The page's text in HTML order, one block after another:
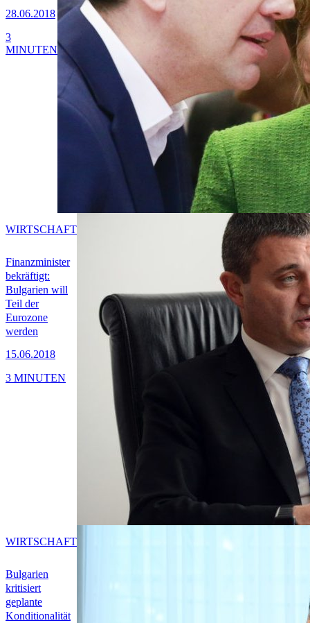
28.06.2018
3
MINUTEN
Finanzminister
bekräftigt:
Bulgarien will
Teil der
Eurozone
werden
15.06.2018
WIRTSCHAFT
3 MINUTEN
Bulgarien
kritisiert
geplante
Konditionalität
WIRTSCHAFT